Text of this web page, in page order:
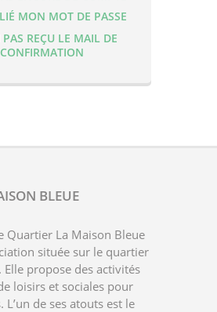
MON MOT DE PASSE
PAS REÇU LE MAIL DE
CONFIRMATION
BLEUE
Quartier La Maison Bleue
située sur le quartier
propose des activités
loisirs et sociales pour
L’un de ses atouts est le